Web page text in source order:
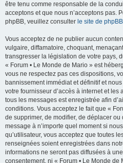
être tenu comme responsable de la
acceptons et que nous n’acceptons pas.
phpBB, veuillez consulter le site de phpBB
Vous acceptez de ne publier aucun
vulgaire, diffamatoire, choquant,
transgresser la législation de votre pays,
« Forum • Le Monde de Mario » est
vous ne respectez pas ces dispositions,
bannissement immédiat et définitif et
votre fournisseur d’accès à internet et les
tous les messages est enregistrée afin
conditions. Vous acceptez le fait que «
de supprimer, de modifier, de déplacer
message à n’importe quel moment si
qu’utilisateur, vous acceptez que toutes
renseignées soient enregistrées dans
informations ne seront pas diffusées à
consentement, ni « Forum • Le Monde